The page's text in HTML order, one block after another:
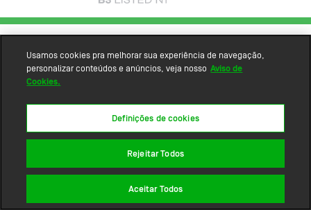
Usamos cookies pra melhorar sua experiência de navegação,
personalizar conteúdos e anúncios, veja nosso Aviso de
Cookies.
Definições de cookies
Rejeitar Todos
Aceitar Todos